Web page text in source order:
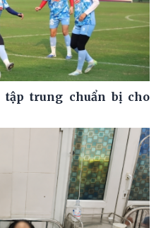
trung chuẩn bị cho